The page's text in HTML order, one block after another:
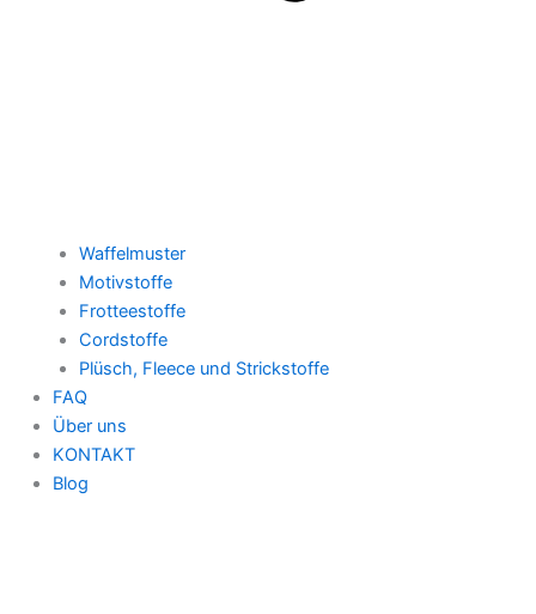
Waffelmuster
Motivstoffe
Frotteestoffe
Cordstoffe
Plüsch, Fleece und Strickstoffe
FAQ
Über uns
KONTAKT
Blog